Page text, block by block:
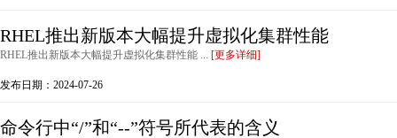
RHEL推出新版本大幅提升虚拟化集群性能
RHEL推出新版本大幅提升虚拟化集群性能 ... [更多详细]
发布日期：2024-07-26
命令行中“/”和“--”符号所代表的含义